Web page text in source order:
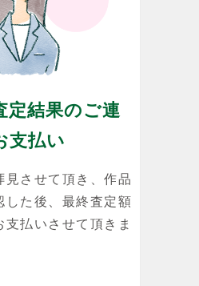
定結果のご連
支払い
見させて頂き、作品
した後、最終査定額
支払いさせて頂きま